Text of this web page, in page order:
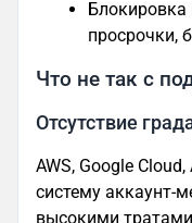
просрочки,
Что не так с
Отсутствие
AWS, Google
систему аккаунт-
высокими